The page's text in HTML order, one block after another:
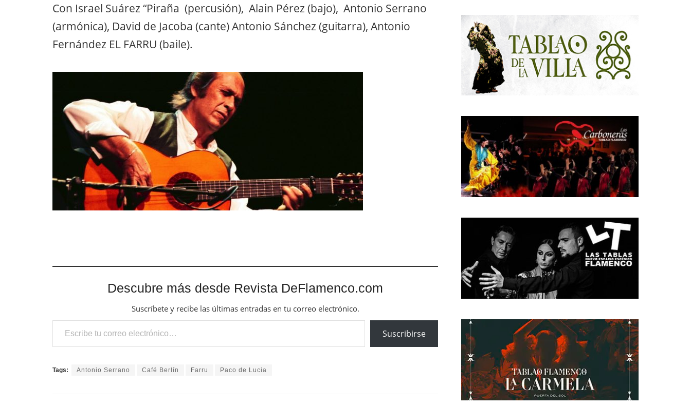
Con Israel Suárez “Piraña (percusión), Alain Pérez (bajo), Antonio Serrano
(armónica), David de Jacoba (cante) Antonio Sánchez (guitarra), Antonio
Fernández EL FARRU (baile).
Descubre más desde Revista DeFlamenco.com
Suscríbete y recibe las últimas entradas en tu correo electrónico.
Escribe tu correo electrónico…
Suscribirse
Tags: Antonio Serrano Café Berlín Farru Paco de Lucia